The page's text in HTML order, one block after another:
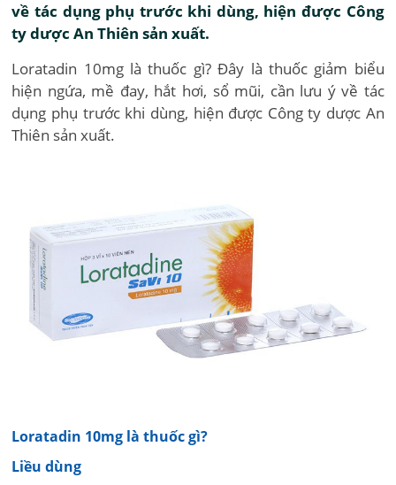
về tác dụng phụ trước khi dùng, hiện được Công
ty dược An Thiên sản xuất.
Loratadin 10mg là thuốc gì? Đây là thuốc giảm biểu
hiện ngứa, mề đay, hắt hơi, sổ mũi, cần lưu ý về tác
dụng phụ trước khi dùng, hiện được Công ty dược An
Thiên sản xuất.
Loratadin 10mg là thuốc gì?
Liều dùng